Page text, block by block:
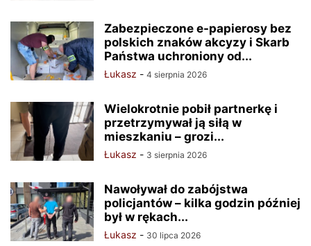
Zabezpieczone e-papierosy bez
polskich znaków akcyzy i Skarb
Państwa uchroniony od...
Łukasz - 4 sierpnia 2026
Wielokrotnie pobił partnerkę i
przetrzymywał ją siłą w
mieszkaniu – grozi...
Łukasz - 3 sierpnia 2026
Nawoływał do zabójstwa
policjantów – kilka godzin później
był w rękach...
Łukasz - 30 lipca 2026